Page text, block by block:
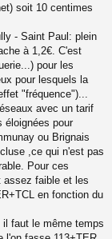
soit 10 centimes
- Saint Paul: plein
à 1,2€. C'est
pour les
pour lesquels la
"fréquence")...
avec un tarif
éloignées pour
ou Brignais
,ce qui n'est pas
Pour ces
assez faible et les
en fonction du
faut le même temps